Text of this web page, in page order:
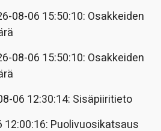
08-06 15:50:10: Osakkeiden
08-06 15:50:10: Osakkeiden
06 12:30:14: Sisäpiiritieto
12:00:16: Puolivuosikatsaus